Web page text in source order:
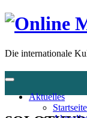
Die internationale
Aktuelles
Startseite